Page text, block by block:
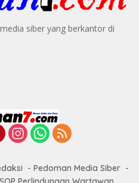
siber yang berkantor di
Pedoman Media Siber